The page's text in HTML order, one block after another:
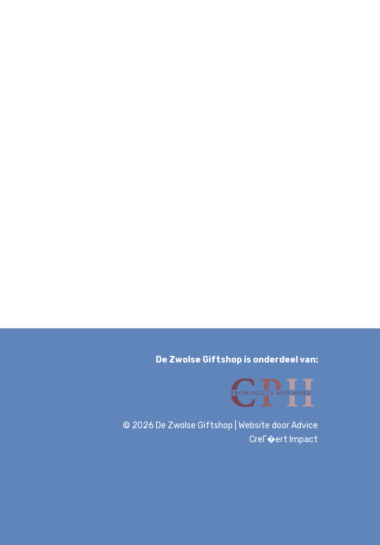
De Zwolse Giftshop is onderdeel van:
© 2026 De Zwolse Giftshop Website doorAdvice
CreГ�ert Impact